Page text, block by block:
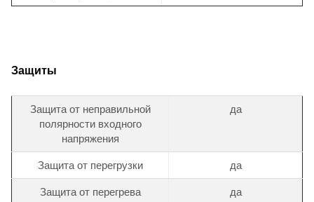
Защиты
Защита от неправильной
полярности входного
напряжения
да
Защита от перегрузки да
Защита от перегрева да